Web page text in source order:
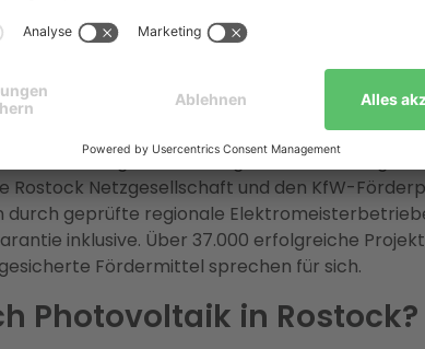
sie auf bis zu 80 % — jede selbst
38,5 ct/kWh Netzstrom, während die
beträgt.
Als Full-
Enter Planung, Finanzierung, Netzanmeldung bei
Rostock Netzgesellschaft und den KfW-
durch geprüfte regionale
inklusive. Über 37.000 erfolgreiche
Fördermittel sprechen für sich.
Photovoltaik in Rostock?